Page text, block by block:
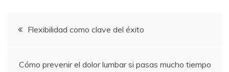
Navegación
Flexibilidad como clave del éxito
Cómo prevenir el dolor lumbar si pasas mucho tiempo